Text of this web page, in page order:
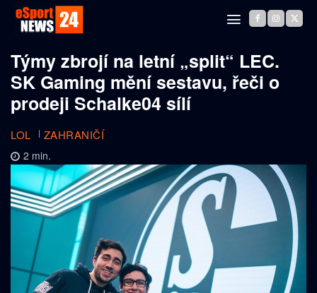
Týmy zbrojí na letní „split“ LEC.
SK Gaming mění sestavu, řeči o
prodeji Schalke04 sílí
LOL ZAHRANIČÍ
2 min.